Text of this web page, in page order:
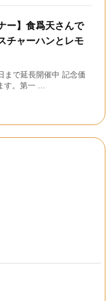
ー】食爲天さんで
チャーハンとレモ
まで延長開催中 記念価
す。第一 ...